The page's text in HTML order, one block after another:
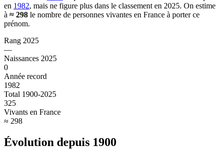
en 1982, mais ne figure plus dans le classement en 2025. On estime
à ≈ 298 le nombre de personnes vivantes en France à porter ce
prénom.
Rang 2025
—
Naissances 2025
0
Année record
1982
Total 1900-2025
325
Vivants en France
≈ 298
Évolution depuis 1900